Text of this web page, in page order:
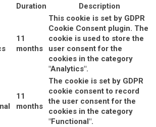
Duration Description
11
months
This cookie is set by GDPR
Cookie Consent plugin. The
cookie is used to store the
user consent for the
cookies in the category
"Analytics".
11
months
The cookie is set by GDPR
cookie consent to record
the user consent for the
cookies in the category
"Functional".